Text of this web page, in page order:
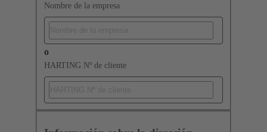
Nombre de la empresa
o
HARTING Nº de cliente